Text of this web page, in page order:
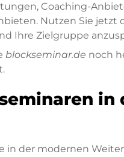
Coaching-
Nutzen Sie jetzt
Ihre Zielgruppe
blockseminar.de noch
in
in der modernen